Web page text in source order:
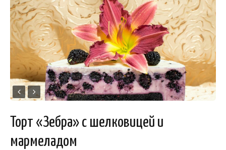
Торт «Зебра» с шелковицей и
мармеладом